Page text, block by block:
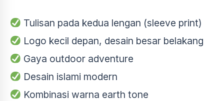
Tulisan pada kedua lengan (sleeve print)
Logo kecil depan, desain besar belakang
Gaya outdoor adventure
Desain islami modern
Kombinasi warna earth tone